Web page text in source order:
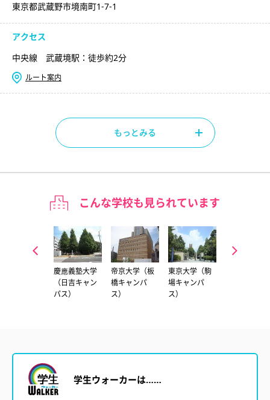
東京都武蔵野市境南町1-7-1
アクセス
中央線 武蔵境駅：徒歩約2分
ルート案内
もっとみる
こんな学校も見られています
慶應義塾大学
（日吉キャン
パス）
帝京大学（板
橋キャンパ
ス）
東京大学（駒
場キャンパ
ス）
学生ウォーカーは……